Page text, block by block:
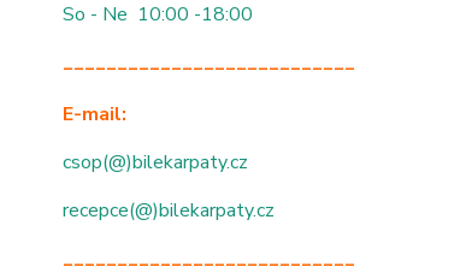
So - Ne 10:00 -18:00
___________________________
E-mail:
csop(@)bilekarpaty.cz
recepce(@)bilekarpaty.cz
___________________________